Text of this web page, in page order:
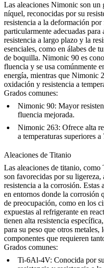
Las aleaciones Nimonic son un
níquel, reconocidas por su
resistencia a la deformación
particularmente adecuadas
resistencia a largo plazo y la
esenciales, como en álabes de
de boquilla. Nimonic 90 es
fluencia y se usa comúnmente
energía, mientras que Nimonic
oxidación y resistencia a
Grados comunes:
Nimonic 90: Mayor
fluencia mejorada.
Nimonic 263: Ofrece alta
a temperaturas superiores a
Aleaciones de Titanio
Las aleaciones de titanio, como
son favorecidas por su
resistencia a la corrosión. Estas
en entornos donde la
de preocupación, como en los
expuestas al refrigerante en
tienen alta resistencia
para su peso que otros metales,
componentes que requieren
Grados comunes:
Ti-6Al-4V: Conocida por